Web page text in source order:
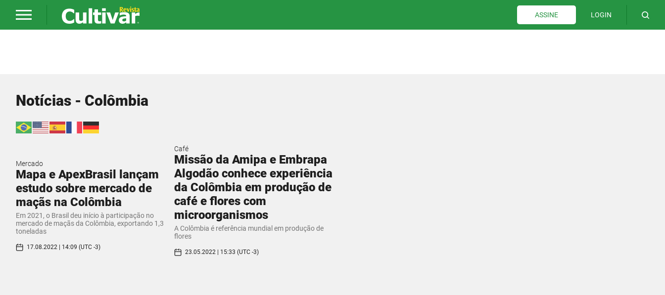
ASSINE LOGIN
Notícias - Colômbia
Mercado
Mapa e ApexBrasil lançam
estudo sobre mercado de
maçãs na Colômbia
Em 2021, o Brasil deu início à participação no
mercado de maçãs da Colômbia, exportando 1,3
toneladas
17.08.2022 | 14:09 (UTC -3)
Café
Missão da Amipa e Embrapa
Algodão conhece experiência
da Colômbia em produção de
café e flores com
microorganismos
A Colômbia é referência mundial em produção de
flores
23.05.2022 | 15:33 (UTC -3)